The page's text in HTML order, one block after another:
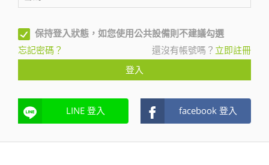
保持登入狀態，如您使用公共設備則不建議勾選
忘記密碼？
還沒有帳號嗎？ 立即註冊
登入
LINE 登入 facebook 登入